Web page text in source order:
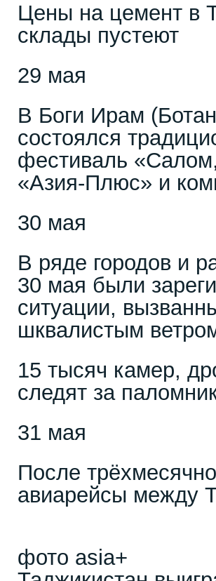
Цены на цемент в
склады пустеют
29 мая
В Боги Ирам
состоялся
фестиваль
«Азия-Плюс» и
30 мая
В ряде городов и
30 мая были
ситуации,
шквалистым
15 тысяч камер,
следят за
31 мая
После
авиарейсы между
фото asia+